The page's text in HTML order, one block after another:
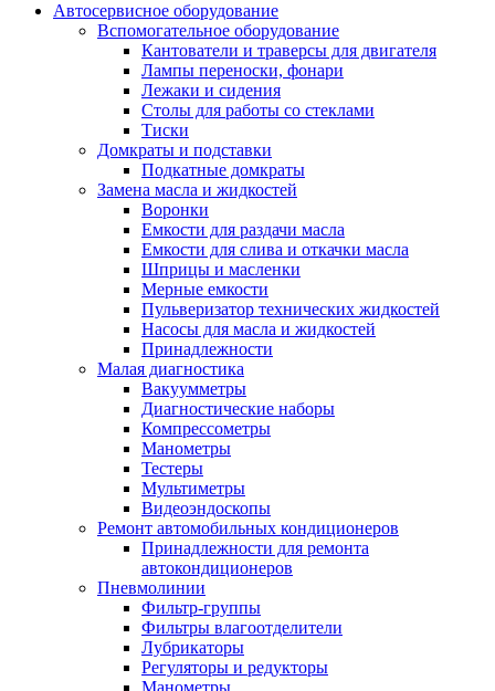
Автосервисное оборудование
Вспомогательное оборудование
Кантователи и траверсы для двигателя
Лампы переноски, фонари
Лежаки и сидения
Столы для работы со стеклами
Тиски
Домкраты и подставки
Подкатные домкраты
Замена масла и жидкостей
Воронки
Емкости для раздачи масла
Емкости для слива и откачки масла
Шприцы и масленки
Мерные емкости
Пульверизатор технических жидкостей
Насосы для масла и жидкостей
Принадлежности
Малая диагностика
Вакуумметры
Диагностические наборы
Компрессометры
Манометры
Тестеры
Мультиметры
Видеоэндоскопы
Ремонт автомобильных кондиционеров
Принадлежности для ремонта
автокондиционеров
Пневмолинии
Фильтр-группы
Фильтры влагоотделители
Лубрикаторы
Регуляторы и редукторы
Манометры